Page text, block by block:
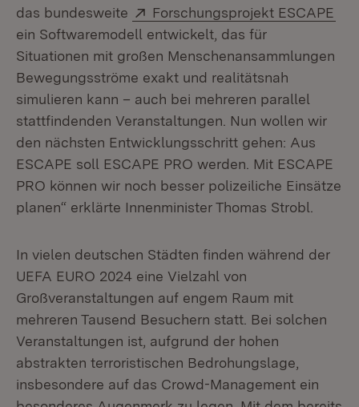
das bundesweite
Extern:
Forschungsprojekt ESCAPE
ein Softwaremodell entwickelt, das für
Situationen mit großen Menschenansammlungen
Bewegungsströme exakt und realitätsnah
simulieren kann – auch bei mehreren parallel
stattfindenden Veranstaltungen. Nun wollen wir
den nächsten Entwicklungsschritt gehen: Aus
ESCAPE soll ESCAPE PRO werden. Mit ESCAPE
PRO können wir noch besser polizeiliche Einsätze
planen“ erklärte Innenminister Thomas Strobl.
In vielen deutschen Städten finden während der
UEFA EURO 2024 eine Vielzahl von
Großveranstaltungen auf engem Raum mit
mehreren Tausend Besuchern statt. Bei solchen
Veranstaltungen ist, aufgrund der hohen
abstrakten terroristischen Bedrohungslage,
insbesondere auf das Crowd-Management ein